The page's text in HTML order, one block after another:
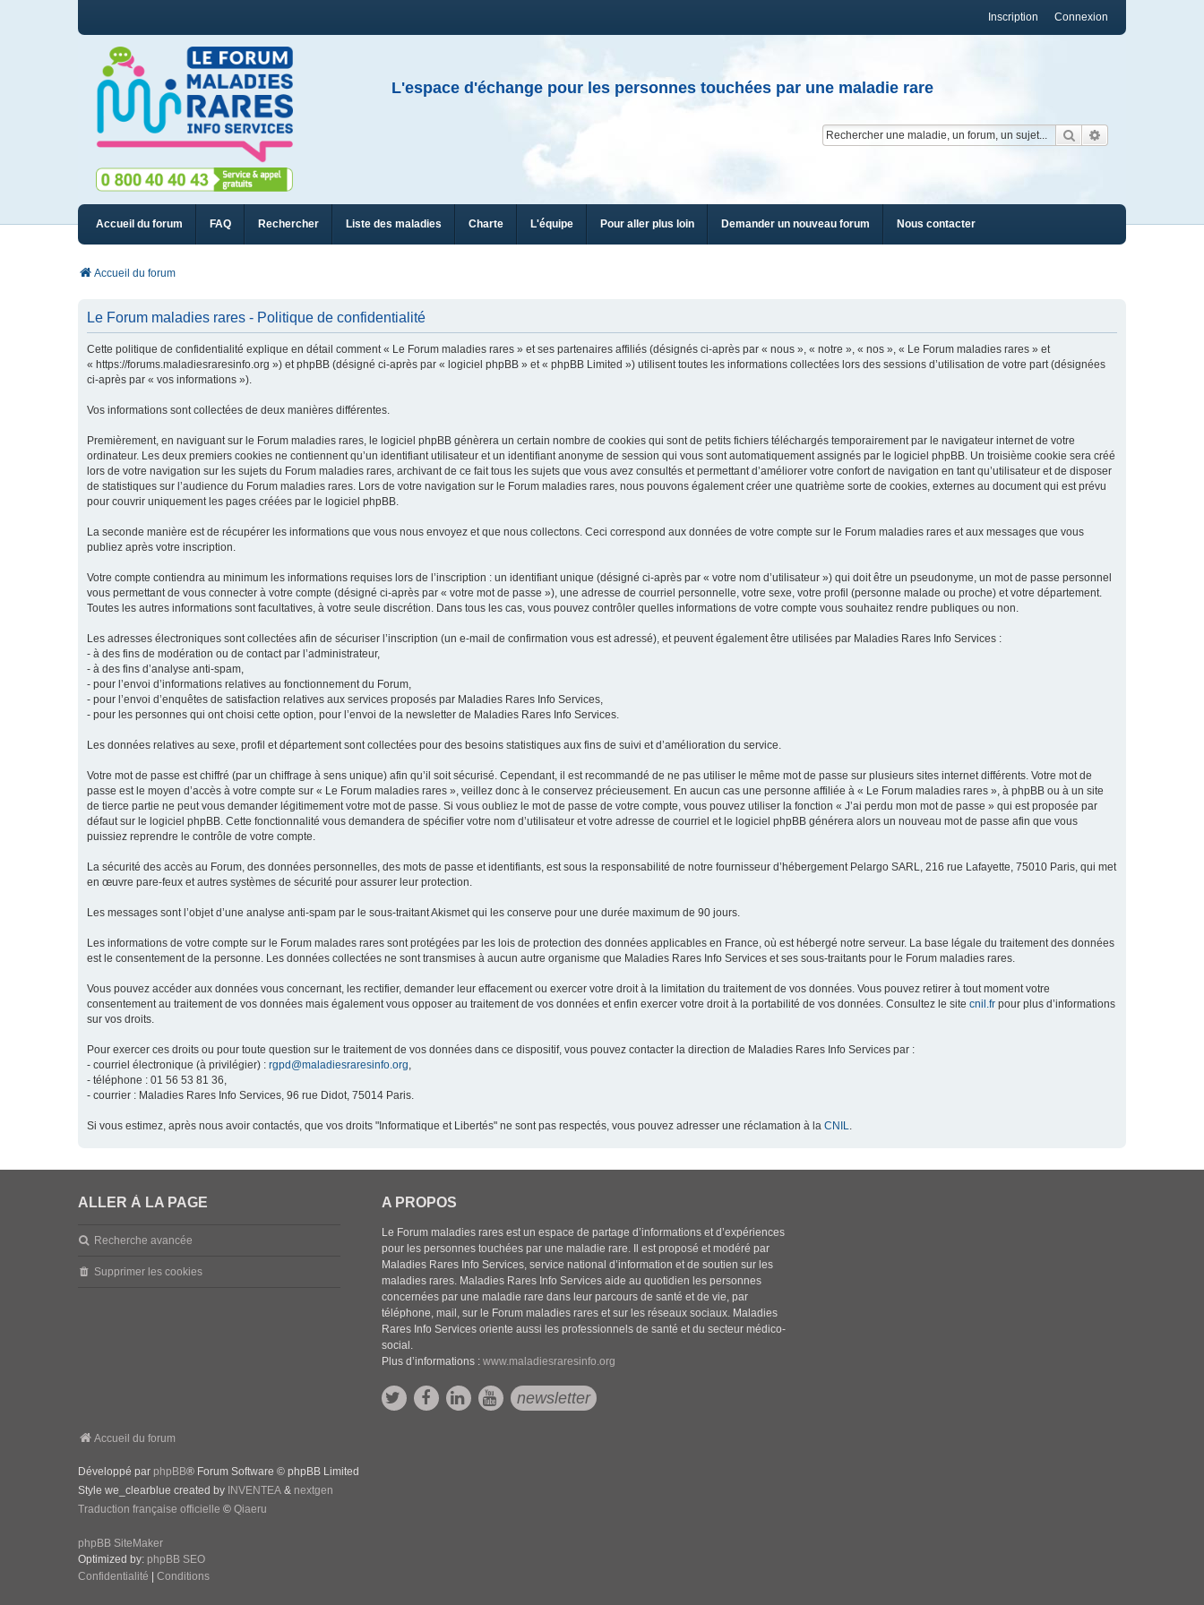
Connexion
Inscription
L'espace d'échange pour les personnes touchées par une maladie rare
Rechercher
Accueil du forum FAQ Rechercher Liste des maladies Charte L'équipe Pour aller plus loin Demander un nouveau forum Nous contacter
Accueil du forum
Le Forum maladies rares - Politique de confidentialité
Cette politique de confidentialité explique en détail comment « Le Forum maladies rares » et ses partenaires affiliés (désignés ci-après par « nous », « notre », « nos », « Le Forum maladies rares » et
« https://forums.maladiesraresinfo.org ») et phpBB (désigné ci-après par « logiciel phpBB » et « phpBB Limited ») utilisent toutes les informations collectées lors des sessions d’utilisation de votre part (désignées
ci-après par « vos informations »).
Vos informations sont collectées de deux manières différentes.
Premièrement, en naviguant sur le Forum maladies rares, le logiciel phpBB génèrera un certain nombre de cookies qui sont de petits fichiers téléchargés temporairement par le navigateur internet de votre
ordinateur. Les deux premiers cookies ne contiennent qu’un identifiant utilisateur et un identifiant anonyme de session qui vous sont automatiquement assignés par le logiciel phpBB. Un troisième cookie sera créé
lors de votre navigation sur les sujets du Forum maladies rares, archivant de ce fait tous les sujets que vous avez consultés et permettant d’améliorer votre confort de navigation en tant qu’utilisateur et de disposer
de statistiques sur l’audience du Forum maladies rares. Lors de votre navigation sur le Forum maladies rares, nous pouvons également créer une quatrième sorte de cookies, externes au document qui est prévu
pour couvrir uniquement les pages créées par le logiciel phpBB.
La seconde manière est de récupérer les informations que vous nous envoyez et que nous collectons. Ceci correspond aux données de votre compte sur le Forum maladies rares et aux messages que vous
publiez après votre inscription.
Votre compte contiendra au minimum les informations requises lors de l’inscription : un identifiant unique (désigné ci-après par « votre nom d’utilisateur ») qui doit être un pseudonyme, un mot de passe personnel
vous permettant de vous connecter à votre compte (désigné ci-après par « votre mot de passe »), une adresse de courriel personnelle, votre sexe, votre profil (personne malade ou proche) et votre département.
Toutes les autres informations sont facultatives, à votre seule discrétion. Dans tous les cas, vous pouvez contrôler quelles informations de votre compte vous souhaitez rendre publiques ou non.
Les adresses électroniques sont collectées afin de sécuriser l’inscription (un e-mail de confirmation vous est adressé), et peuvent également être utilisées par Maladies Rares Info Services :
- à des fins de modération ou de contact par l’administrateur,
- à des fins d’analyse anti-spam,
- pour l’envoi d’informations relatives au fonctionnement du Forum,
- pour l’envoi d’enquêtes de satisfaction relatives aux services proposés par Maladies Rares Info Services,
- pour les personnes qui ont choisi cette option, pour l’envoi de la newsletter de Maladies Rares Info Services.
Les données relatives au sexe, profil et département sont collectées pour des besoins statistiques aux fins de suivi et d’amélioration du service.
Votre mot de passe est chiffré (par un chiffrage à sens unique) afin qu’il soit sécurisé. Cependant, il est recommandé de ne pas utiliser le même mot de passe sur plusieurs sites internet différents. Votre mot de
passe est le moyen d’accès à votre compte sur « Le Forum maladies rares », veillez donc à le conservez précieusement. En aucun cas une personne affiliée à « Le Forum maladies rares », à phpBB ou à un site
de tierce partie ne peut vous demander légitimement votre mot de passe. Si vous oubliez le mot de passe de votre compte, vous pouvez utiliser la fonction « J’ai perdu mon mot de passe » qui est proposée par
défaut sur le logiciel phpBB. Cette fonctionnalité vous demandera de spécifier votre nom d’utilisateur et votre adresse de courriel et le logiciel phpBB générera alors un nouveau mot de passe afin que vous
puissiez reprendre le contrôle de votre compte.
La sécurité des accès au Forum, des données personnelles, des mots de passe et identifiants, est sous la responsabilité de notre fournisseur d’hébergement Pelargo SARL, 216 rue Lafayette, 75010 Paris, qui met
en œuvre pare-feux et autres systèmes de sécurité pour assurer leur protection.
Les messages sont l’objet d’une analyse anti-spam par le sous-traitant Akismet qui les conserve pour une durée maximum de 90 jours.
Les informations de votre compte sur le Forum malades rares sont protégées par les lois de protection des données applicables en France, où est hébergé notre serveur. La base légale du traitement des données
est le consentement de la personne. Les données collectées ne sont transmises à aucun autre organisme que Maladies Rares Info Services et ses sous-traitants pour le Forum maladies rares.
Vous pouvez accéder aux données vous concernant, les rectifier, demander leur effacement ou exercer votre droit à la limitation du traitement de vos données. Vous pouvez retirer à tout moment votre
consentement au traitement de vos données mais également vous opposer au traitement de vos données et enfin exercer votre droit à la portabilité de vos données. Consultez le site cnil.fr pour plus d’informations
sur vos droits.
Pour exercer ces droits ou pour toute question sur le traitement de vos données dans ce dispositif, vous pouvez contacter la direction de Maladies Rares Info Services par :
- courriel électronique (à privilégier) : rgpd@maladiesraresinfo.org,
- téléphone : 01 56 53 81 36,
- courrier : Maladies Rares Info Services, 96 rue Didot, 75014 Paris.
Si vous estimez, après nous avoir contactés, que vos droits "Informatique et Libertés" ne sont pas respectés, vous pouvez adresser une réclamation à la CNIL.
ALLER À LA PAGE
Recherche avancée
Supprimer les cookies
A PROPOS
Le Forum maladies rares est un espace de partage d’informations et d’expériences
pour les personnes touchées par une maladie rare. Il est proposé et modéré par
Maladies Rares Info Services, service national d’information et de soutien sur les
maladies rares. Maladies Rares Info Services aide au quotidien les personnes
concernées par une maladie rare dans leur parcours de santé et de vie, par
téléphone, mail, sur le Forum maladies rares et sur les réseaux sociaux. Maladies
Rares Info Services oriente aussi les professionnels de santé et du secteur médico-
social.
Plus d’informations :www.maladiesraresinfo.org
newsletter
Accueil du forum
Développé par phpBB® Forum Software © phpBB Limited
Style we_clearblue created by INVENTEA & nextgen
Traduction française officielle © Qiaeru
phpBB SiteMaker
Optimized by: phpBB SEO
Confidentialité
Conditions